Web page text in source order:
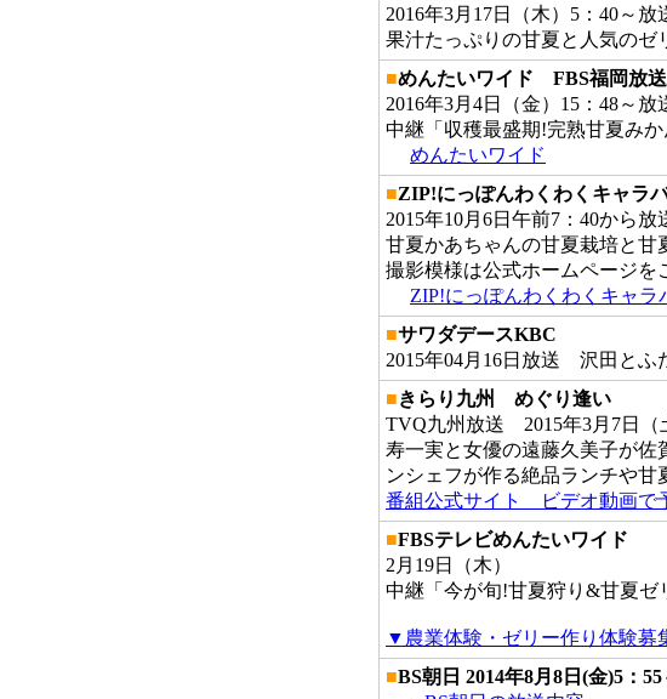
2016年3月17日（木）5：40～放
果汁たっぷりの甘夏と人気のゼ
■めんたいワイド FBS福岡放送
2016年3月4日（金）15：48～放
中継「収穫最盛期!完熟甘夏み
めんたいワイド
■ZIP!にっぽんわくわくキャラ
2015年10月6日午前7：40から放
甘夏かあちゃんの甘夏栽培と甘
撮影模様は公式ホームページを
ZIP!にっぽんわくわくキャラ
■サワダデースKBC
2015年04月16日放送 沢田とふ
■きらり九州 めぐり逢い
TVQ九州放送 2015年3月7日（
寿一実と女優の遠藤久美子が佐
ンシェフが作る絶品ランチや
番組公式サイト ビデオ動画で
■FBSテレビめんたいワイド
2月19日（木）
中継「今が旬!甘夏狩り&甘夏ゼ
▼農業体験・ゼリー作り体験募
■BS朝日 2014年8月8日(金)5：55